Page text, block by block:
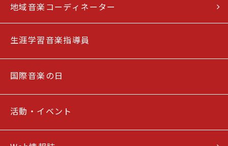
地域音楽コーディネーター
生涯学習音楽指導員
国際音楽の日
活動・イベント